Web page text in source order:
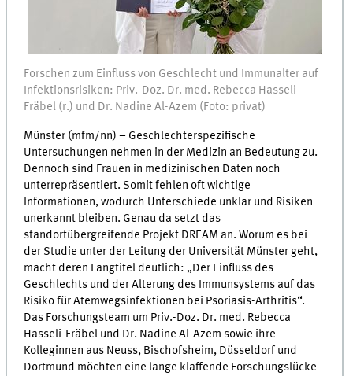
Forschen zum Einfluss von Geschlecht und Immunalter auf
Infektionsrisiken: Priv.-Doz. Dr. med. Rebecca Hasseli-
Fräbel (r.) und Dr. Nadine Al-Azem (Foto: privat)
Münster (mfm/nn) – Geschlechterspezifische
Untersuchungen nehmen in der Medizin an Bedeutung zu.
Dennoch sind Frauen in medizinischen Daten noch
unterrepräsentiert. Somit fehlen oft wichtige
Informationen, wodurch Unterschiede unklar und Risiken
unerkannt bleiben. Genau da setzt das
standortübergreifende Projekt DREAM an. Worum es bei
der Studie unter der Leitung der Universität Münster geht,
macht deren Langtitel deutlich: „Der Einfluss des
Geschlechts und der Alterung des Immunsystems auf das
Risiko für Atemwegsinfektionen bei Psoriasis-Arthritis“.
Das Forschungsteam um Priv.-Doz. Dr. med. Rebecca
Hasseli-Fräbel und Dr. Nadine Al-Azem sowie ihre
Kolleginnen aus Neuss, Bischofsheim, Düsseldorf und
Dortmund möchten eine lange klaffende Forschungslücke